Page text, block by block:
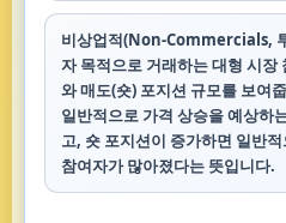
비상업적(Non-Commercials,
자 목적으로 거래하는 대형 시장
와 매도(숏) 포지션 규모를 보여
일반적으로 가격 상승을 예상하
고, 숏 포지션이 증가하면 일반
참여자가 많아졌다는 뜻입니다.